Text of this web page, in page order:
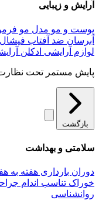
آرایش و زیبایی
پوست و مو مدل مو
آبرسان ضد آفتاب فیشال
لوازم آرایشی ادکلن
پایش مستمر تحت
بازگشت
سلامتی و بهداشت
دوران بارداری هفته به
خوراک تناسب اندام
روانشناسی